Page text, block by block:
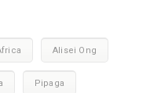
Alisei Ong
Pipaga